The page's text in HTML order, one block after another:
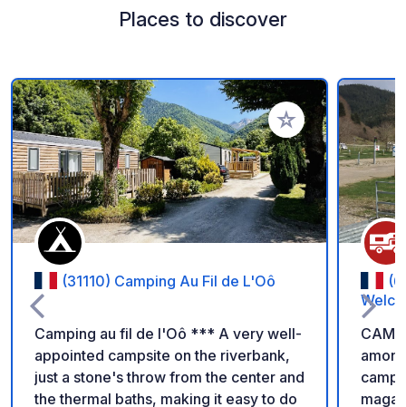
Places to discover
Add to your
(31110) Camping Au Fil de L'Oô
Camping au fil de l'Oô *** A very well-
appointed campsite on the riverbank,
just a stone's throw from the center and
the thermal baths, making it easy to do